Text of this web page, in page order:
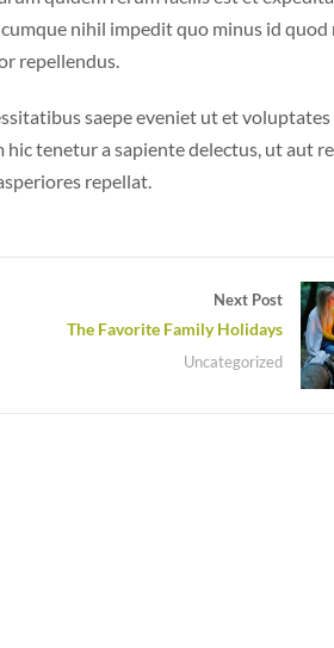
nihil impedit quo minus id quod
repellendus.
saepe eveniet ut et voluptates
tenetur a sapiente delectus, ut aut
repellat.
Next Post
The Favorite Family Holidays
Uncategorized